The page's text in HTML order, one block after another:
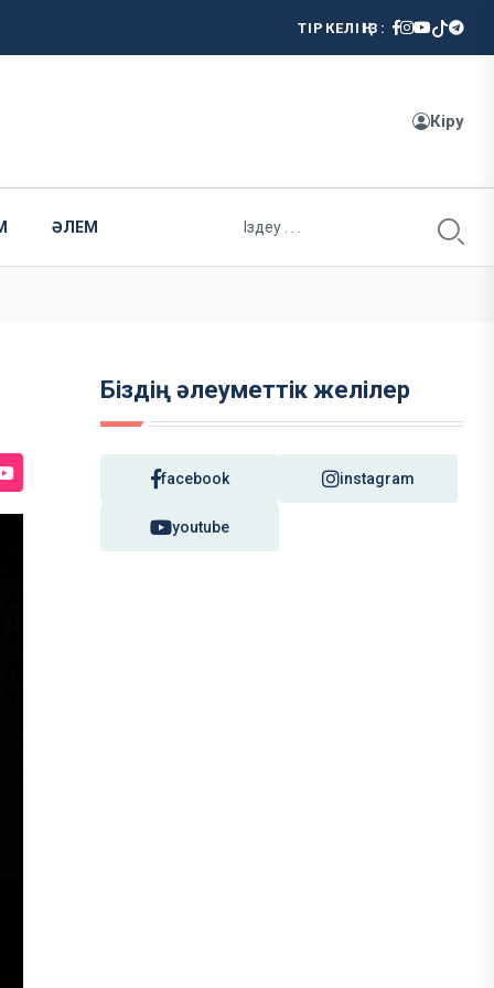
ТІРКЕЛІҢІЗ:
Кіру
ӘЛЕМ
Біздің әлеуметтік желілер
facebook instagram
youtube